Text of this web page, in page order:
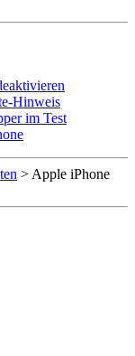
Hinweis
im Test
> Apple iPhone